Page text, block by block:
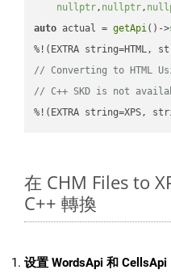
nullptr, nullptr,
auto actual = getApi()->
// Converting to HTML
// C++ SKD is not
%!(EXTRA string=XPS,
在 CHM Files to
C++ 轉換
设置 WordsApi 和 CellsApi